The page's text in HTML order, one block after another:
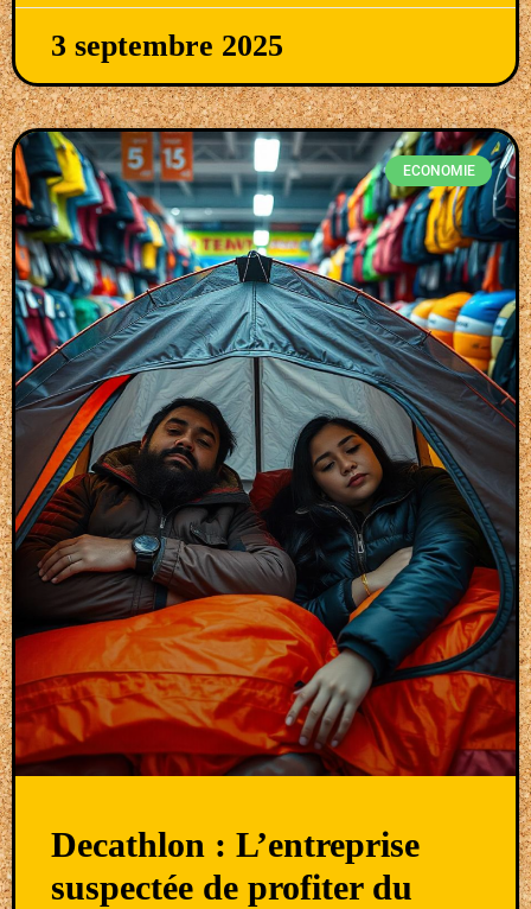
3 septembre 2025
ECONOMIE
Decathlon : L’entreprise
suspectée de profiter du